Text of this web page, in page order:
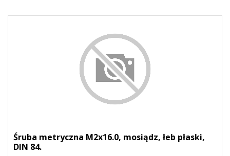
Śruba metryczna M2x16.0, mosiądz, łeb płaski,
DIN 84.